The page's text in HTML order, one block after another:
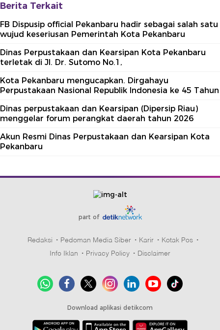
Berita Terkait
FB Dispusip official Pekanbaru hadir sebagai salah satu
wujud keseriusan Pemerintah Kota Pekanbaru
Dinas Perpustakaan dan Kearsipan Kota Pekanbaru
terletak di Jl. Dr. Sutomo No.1,
Kota Pekanbaru mengucapkan. Dirgahayu
Perpustakaan Nasional Republik Indonesia ke 45 Tahun
Dinas perpustakaan dan Kearsipan (Dipersip Riau)
menggelar forum perangkat daerah tahun 2026
Akun Resmi Dinas Perpustakaan dan Kearsipan Kota
Pekanbaru
part of
Redaksi Pedoman Media Siber Karir
Kotak Pos
Info Iklan
Privacy Policy Disclaimer
Download aplikasi detikcom